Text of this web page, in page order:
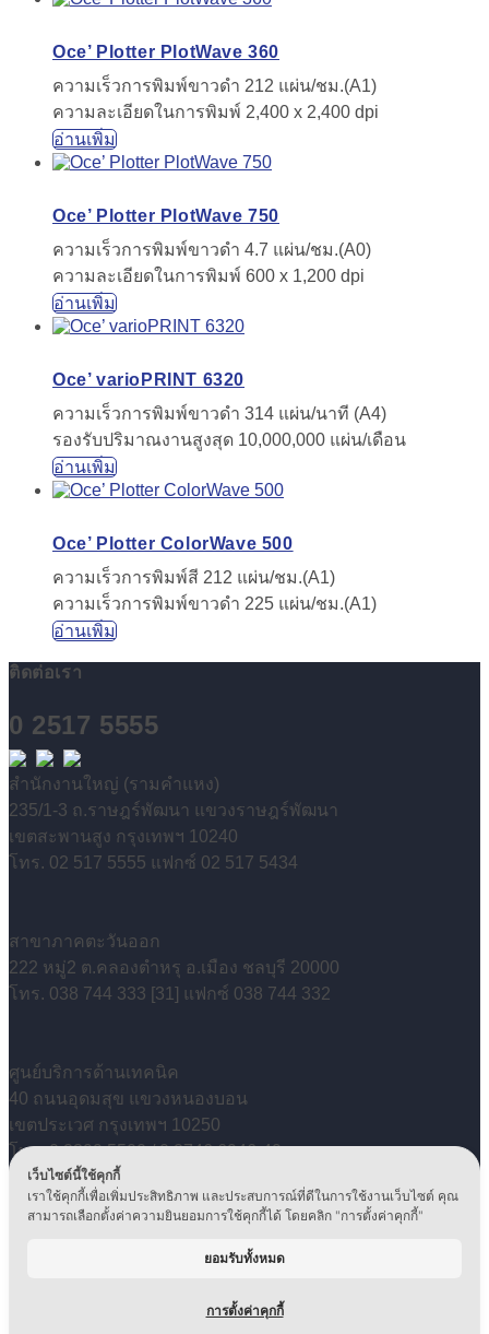
Oce’ Plotter PlotWave 360
ความเร็วการพิมพ์ขาวดำ 212 แผ่น/ชม.(A1)
ความละเอียดในการพิมพ์ 2,400 x 2,400 dpi
อ่านเพิ่ม
Oce’ Plotter PlotWave 750
ความเร็วการพิมพ์ขาวดำ 4.7 แผ่น/ชม.(A0)
ความละเอียดในการพิมพ์ 600 x 1,200 dpi
อ่านเพิ่ม
Oce’ varioPRINT 6320
ความเร็วการพิมพ์ขาวดำ 314 แผ่น/นาที (A4)
รองรับปริมาณงานสูงสุด 10,000,000 แผ่น/เดือน
อ่านเพิ่ม
Oce’ Plotter ColorWave 500
ความเร็วการพิมพ์สี 212 แผ่น/ชม.(A1)
ความเร็วการพิมพ์ขาวดำ 225 แผ่น/ชม.(A1)
อ่านเพิ่ม
ติดต่อเรา
0 2517 5555
สำนักงานใหญ่ (รามคำแหง)
235/1-3 ถ.ราษฎร์พัฒนา แขวงราษฎร์พัฒนา
เขตสะพานสูง กรุงเทพฯ 10240
โทร. 02 517 5555 แฟกซ์ 02 517 5434
สาขาภาคตะวันออก
222 หมู่2 ต.คลองตำหรุ อ.เมือง ชลบุรี 20000
โทร. 038 744 333 [31] แฟกซ์ 038 744 332
ศูนย์บริการด้านเทคนิค
40 ถนนอุดมสุข แขวงหนองบอน
เขตประเวศ กรุงเทพฯ 10250
โทร. 0 2399 5500 / 0 2746 6946-49
แฟกซ์ 02 746 6950
Copyright © 2024, Ditto (Thailand) PCL. All Rights
Reserved.
นโยบายคุ้มครองข้อมูลส่วนบุคคล
Privacy Notice
เว็บไซต์นี้ใช้คุกกี้
เราใช้คุกกี้เพื่อเพิ่มประสิทธิภาพ และประสบการณ์ที่ดีในการใช้งานเว็บไซต์ คุณ
สามารถเลือกตั้งค่าความยินยอมการใช้คุกกี้ได้ โดยคลิก "การตั้งค่าคุกกี้"
ยอมรับทั้งหมด
การตั้งค่าคุกกี้